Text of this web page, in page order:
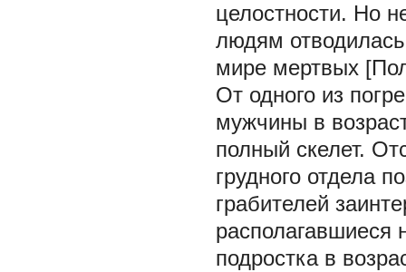
целостности. Но
людям
мире мертвых
От одного из
мужчины в
полный скелет.
грудного отдела
грабителей
располагавшиеся
подростка в